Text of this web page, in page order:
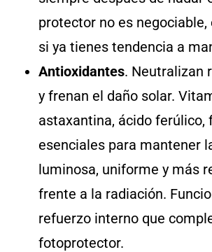
protector no es
si ya tienes tendencia a
Antioxidantes. Neutralizan
y frenan el daño solar.
astaxantina, ácido ferúlico,
esenciales para mantener
luminosa, uniforme y más
frente a la radiación.
refuerzo interno que
fotoprotector.